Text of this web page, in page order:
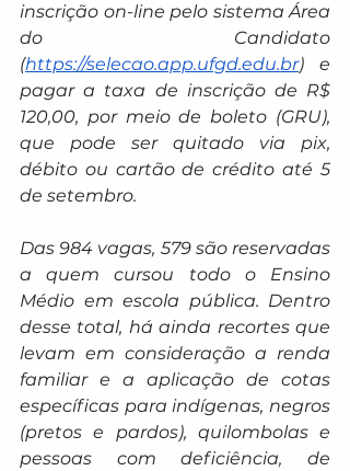
inscrição on-line pelo sistema Área
do Candidato
(https://selecao.app.ufgd.edu.br) e
pagar a taxa de inscrição de R$
120,00, por meio de boleto (GRU),
que pode ser quitado via pix,
débito ou cartão de crédito até 5
de setembro.
Das 984 vagas, 579 são reservadas
a quem cursou todo o Ensino
Médio em escola pública. Dentro
desse total, há ainda recortes que
levam em consideração a renda
familiar e a aplicação de cotas
específicas para indígenas, negros
(pretos e pardos), quilombolas e
pessoas com deficiência, de